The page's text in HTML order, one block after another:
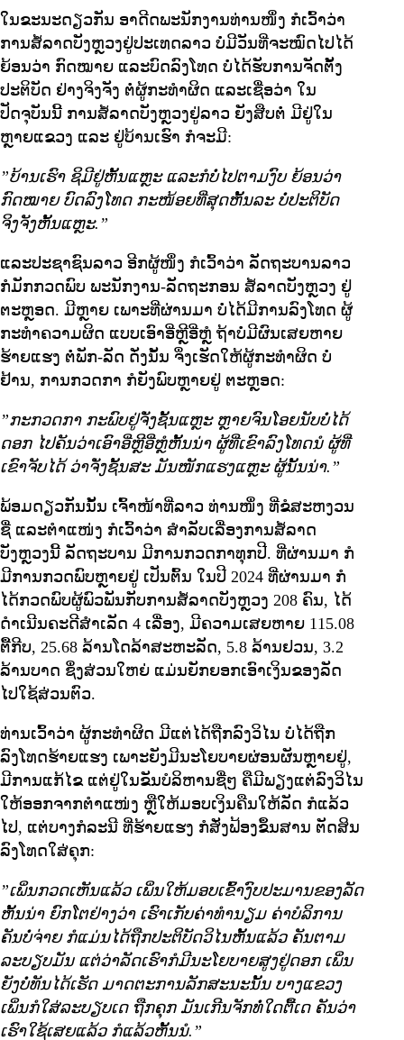
ໃນຂະນະດຽວກັນ ອາດີດພະນັກງານທ່ານໜຶ່ງ ກໍເວົ້າວ່າ
ການສໍ້ລາດບັງຫຼວງຢູ່ປະເທດລາວ ບໍ່ມີວັນທີ່ຈະໝົດໄປໄດ້
ຍ້ອນວ່າ ກົດໝາຍ ແລະບົດລົງໂທດ ບໍ່ໄດ້ຮັບການຈັດຕັ້ງ
ປະຕິບັດ ຢ່າງຈິງຈັງ ຕໍ່ຜູ້ກະທໍາຜິດ ແລະເຊື່ອວ່າ ໃນ
ປັດຈຸບັນນີ້ ການສໍ້ລາດບັງຫຼວງຢູ່ລາວ ຍັງສືບຕໍ່ ມີຢູ່ໃນ
ຫຼາຍແຂວງ ແລະ ຢູ່ບ້ານເຮົາ ກໍຈະມີ:
”ບ້ານເຮົາ ຊິມີຢູ່ຫັ້ນແຫຼະ ແລະກໍບໍ່ໄປຕາມງົບ ຍ້ອນວ່າ
ກົດໝາຍ ບົດລົງໂທດ ກະໜ້ອຍທີ່ສຸດຫັ້ນລະ ບໍ່ປະຕິບັດ
ຈິງຈັງຫັ້ນແຫຼະ.”
ແລະປະຊາຊົນລາວ ອີກຜູ້ໜຶ່ງ ກໍເວົ້າວ່າ ລັດຖະບານລາວ
ກໍມັກກວດພົບ ພະນັກງານ-ລັດຖະກອນ ສໍ້ລາດບັງຫຼວງ ຢູ່
ຕະຫຼອດ. ມີຫຼາຍ ເພາະທີ່ຜ່ານມາ ບໍ່ໄດ້ມີການລົງໂທດ ຜູ້
ກະທໍາຄວາມຜິດ ແບບເອົາອີ່ຫຼີອີ່ຫຼໍ ຖ້າບໍ່ມີຜົນເສຍຫາຍ
ຮ້າຍແຮງ ຕໍ່ພັກ-ລັດ ດັ່ງນັ້ນ ຈຶ່ງເຮັດໃຫ້ຜູ້ກະທໍາຜິດ ບໍ່
ຢ້ານ, ການກວດກາ ກໍຍັງພົບຫຼາຍຢູ່ ຕະຫຼອດ:
”ກະກວດກາ ກະພົບຢູ່ຈັ່ງຊັ້ນແຫຼະ ຫຼາຍຈົນໂອຍນັບບໍ່ໄດ້
ດອກ ໄປຄັນວ່າເອົາອີ່ຫຼີອີ່ຫຼໍຫັ້ນນ່າ ຜູ້ທີ່ເຂົາລົງໂທດນໍ ຜູ້ທີ່
ເຂົາຈັບໄດ້ ວ່າຈັ່ງຊັ້ນສະ ມັນໜັກແຮງແຫຼະ ຜູ້ນັ້ນນ່າ.”
ພ້ອມດຽວກັນນັ້ນ ເຈົ້າໜ້າທີ່ລາວ ທ່ານໜຶ່ງ ທີ່ຂໍສະຫງວນ
ຊື່ ແລະຕໍາແໜ່ງ ກໍເວົ້າວ່າ ສໍາລັບເລື່ອງການສໍ້ລາດ
ບັງຫຼວງນີ້ ລັດຖະບານ ມີການກວດກາທຸກປີ. ທີ່ຜ່ານມາ ກໍ
ມີການກວດພົບຫຼາຍຢູ່ ເປັນຕົ້ນ ໃນປີ 2024 ທີ່ຜ່ານມາ ກໍ
ໄດ້ກວດພົບຜູ້ພົວພັນກັບການສໍ້ລາດບັງຫຼວງ 208 ຄົນ, ໄດ້
ດໍາເນີນຄະດີສໍາເລັດ 4 ເລື່ອງ, ມີຄວາມເສຍຫາຍ 115.08
ຕື້ກີບ, 25.68 ລ້ານໂດລ້າສະຫະລັດ, 5.8 ລ້ານຢວນ, 3.2
ລ້ານບາດ ຊຶ່ງສ່ວນໃຫຍ່ ແມ່ນຍັກຍອກເອົາເງິນຂອງລັດ
ໄປໃຊ້ສ່ວນຕົວ.
ທ່ານເວົ້າວ່າ ຜູ້ກະທໍາຜິດ ມີແຕ່ໄດ້ຖືກລົງວິໄນ ບໍ່ໄດ້ຖືກ
ລົງໂທດຮ້າຍແຮງ ເພາະຍັງມີນະໂຍບາຍຜ່ອນຜັນຫຼາຍຢູ່,
ມີການແກ້ໄຂ ແຕ່ຢູ່ໃນຂັນບໍລິຫານຊື່ໆ ຄືມີພຽງແຕ່ລົງວິໄນ
ໃຫ້ອອກຈາກຕໍາແໜ່ງ ຫຼືໃຫ້ມອບເງິນຄືນໃຫ້ລັດ ກໍແລ້ວ
ໄປ, ແຕ່ບາງກໍລະນີ ທີ່ຮ້າຍແຮງ ກໍສັ່ງຟ້ອງຂຶ້ນສານ ຕັດສິນ
ລົງໂທດໃສ່ຄຸກ:
”ເພິ່ນກວດເຫັນແລ້ວ ເພິ່ນໃຫ້ມອບເຂົ້າງົບປະມານຂອງລັດ
ຫັ້ນນ່າ ຍົກໂຕຢ່າງວ່າ ເຮົາເກັບຄ່າທໍານຽມ ຄ່າບໍລິການ
ຄັນບໍ່ຈ່າຍ ກໍແມ່ນໄດ້ຖືກປະຕິບັດວິໄນຫັ້ນແລ້ວ ຄັນຕາມ
ລະບຽບມັນ ແຕ່ວ່າລັດເຮົາກໍມີນະໂຍບາຍສູງຢູ່ດອກ ເພິ່ນ
ຍັງບໍ່ທັນໄດ້ເຮັດ ມາດຕະການລັກສະນະນັ້ນ ບາງແຂວງ
ເພິ່ນກໍໃສ່ລະບຽບເດ ຖືກຄຸກ ມັນເກີນຈັກທໍ່ໃດຕື້ເດ ຄັນວ່າ
ເຮົາໃຊ້ເສຍແລ້ວ ກໍແລ້ວຫັ້ນນໍ.”